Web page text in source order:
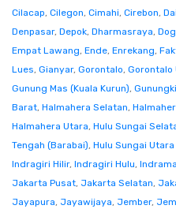
Cilacap, Cilegon, Cimahi, Cirebon,
Denpasar, Depok, Dharmasraya,
Empat Lawang, Ende, Enrekang,
Lues, Gianyar, Gorontalo, Gorontalo
Gunung Mas (Kuala Kurun),
Barat, Halmahera Selatan,
Halmahera Utara, Hulu Sungai
Tengah (Barabai), Hulu Sungai
Indragiri Hilir, Indragiri Hulu,
Jakarta Pusat, Jakarta Selatan,
Jayapura, Jayawijaya, Jember,